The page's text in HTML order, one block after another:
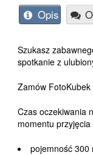
Opis
Szukasz
spotkanie z
Zamów FotoKubek
Czas oczekiwania
momentu
pojemność 300